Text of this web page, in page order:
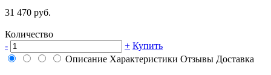
31 470 руб.
Количество
-
+ Купить
Описание Характеристики Отзывы Доставка